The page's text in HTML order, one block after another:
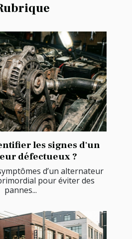
les signes d'un
défectueux ?
d’un alternateur
pour éviter des
pannes...